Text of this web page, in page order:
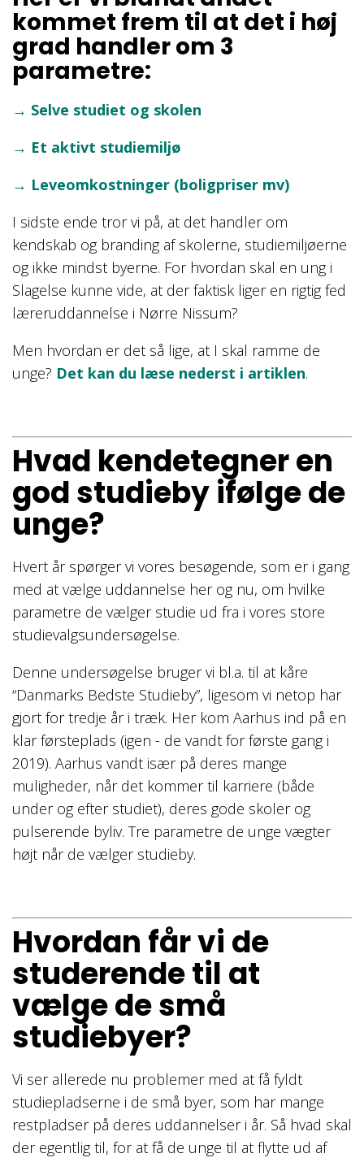
kommet frem til at det i høj
grad handler om 3
parametre:
→ Selve studiet og skolen
→ Et aktivt studiemiljø
→ Leveomkostninger (boligpriser mv)
I sidste ende tror vi på, at det handler om
kendskab og branding af skolerne, studiemiljøerne
og ikke mindst byerne. For hvordan skal en ung i
Slagelse kunne vide, at der faktisk liger en rigtig fed
læreruddannelse i Nørre Nissum?
Men hvordan er det så lige, at I skal ramme de
unge? Det kan du læse nederst i artiklen.
Hvad kendetegner en
god studieby ifølge de
unge?
Hvert år spørger vi vores besøgende, som er i gang
med at vælge uddannelse her og nu, om hvilke
parametre de vælger studie ud fra i vores store
studievalgsundersøgelse.
Denne undersøgelse bruger vi bl.a. til at kåre
“Danmarks Bedste Studieby”, ligesom vi netop har
gjort for tredje år i træk. Her kom Aarhus ind på en
klar førsteplads (igen - de vandt for første gang i
2019). Aarhus vandt især på deres mange
muligheder, når det kommer til karriere (både
under og efter studiet), deres gode skoler og
pulserende byliv. Tre parametre de unge vægter
højt når de vælger studieby.
Hvordan får vi de
studerende til at
vælge de små
studiebyer?
Vi ser allerede nu problemer med at få fyldt
studiepladserne i de små byer, som har mange
restpladser på deres uddannelser i år. Så hvad skal
der egentlig til, for at få de unge til at flytte ud af